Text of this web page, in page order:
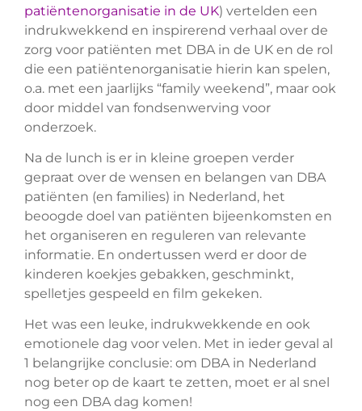
patiëntenorganisatie in de UK) vertelden een
indrukwekkend en inspirerend verhaal over de
zorg voor patiënten met DBA in de UK en de rol
die een patiëntenorganisatie hierin kan spelen,
o.a. met een jaarlijks “family weekend”, maar ook
door middel van fondsenwerving voor
onderzoek.
Na de lunch is er in kleine groepen verder
gepraat over de wensen en belangen van DBA
patiënten (en families) in Nederland, het
beoogde doel van patiënten bijeenkomsten en
het organiseren en reguleren van relevante
informatie. En ondertussen werd er door de
kinderen koekjes gebakken, geschminkt,
spelletjes gespeeld en film gekeken.
Het was een leuke, indrukwekkende en ook
emotionele dag voor velen. Met in ieder geval al
1 belangrijke conclusie: om DBA in Nederland
nog beter op de kaart te zetten, moet er al snel
nog een DBA dag komen!